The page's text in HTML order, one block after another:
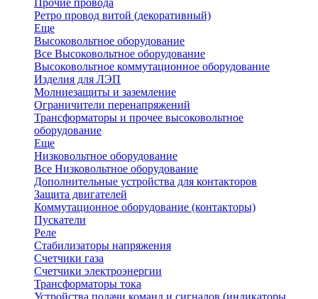
Прочие провода
Ретро провод витой (декоративный)
Еще
Высоковольтное оборудование
Все Высоковольтное оборудование
Высоковольтное коммутационное оборудование
Изделия для ЛЭП
Молниезащиты и заземление
Ограничители перенапряжений
Трансформаторы и прочее высоковольтное
оборудование
Еще
Низковольтное оборудование
Все Низковольтное оборудование
Дополнительные устройства для контакторов
Защита двигателей
Коммутационное оборудование (контакторы)
Пускатели
Реле
Стабилизаторы напряжения
Счетчики газа
Счетчики электроэнергии
Трансформаторы тока
Устройства подачи команд и сигналов (индикаторы,